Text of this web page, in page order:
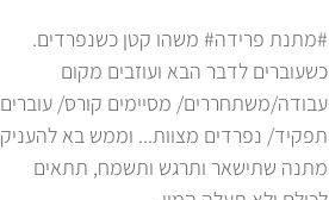
#מתנת פרידה# משהו קטן כשנפרדים.
כשעוברים לדבר הבא ועוזבים מקום
עבודה/משתחררים/ מסיימים קורס/ עוברים
תפקיד/ נפרדים מצוות... וממש בא להעניק
מתנה שתישאר ותרגש ותשמח, תתאים